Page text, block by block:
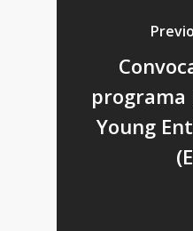
programa
Young